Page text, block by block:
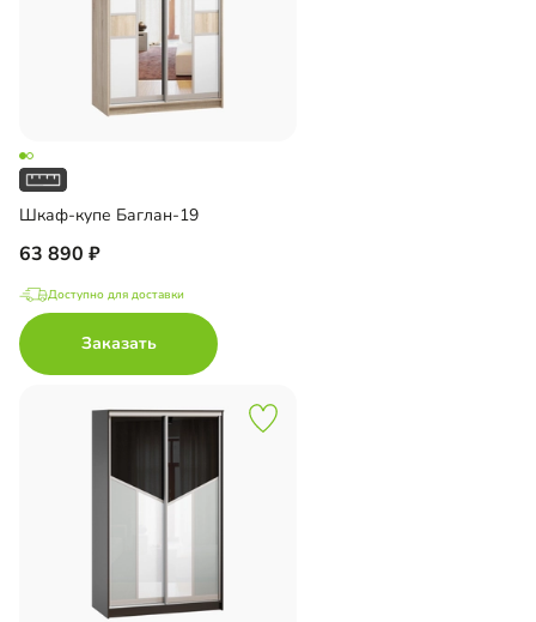
Шкаф-купе Баглан-19
63 890
Доступно для доставки
Заказать